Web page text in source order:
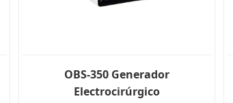
OBS-350 Generador
Electrocirúrgico